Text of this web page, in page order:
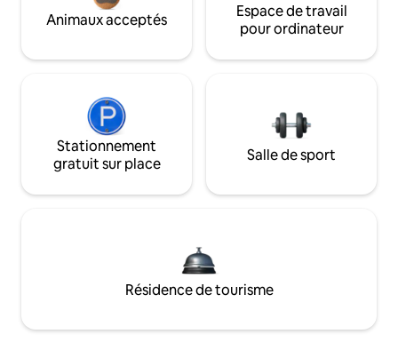
Animaux acceptés
Espace de travail
pour ordinateur
Stationnement
gratuit sur place
Salle de sport
Résidence de tourisme